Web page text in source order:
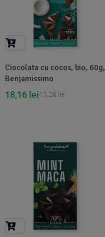
Ciocolata cu cocos, bio, 60g,
Benjamissimo
19,26lei
18,16 lei